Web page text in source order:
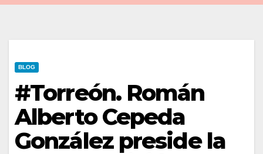
BLOG
#Torreón. Román
Alberto Cepeda
González preside la